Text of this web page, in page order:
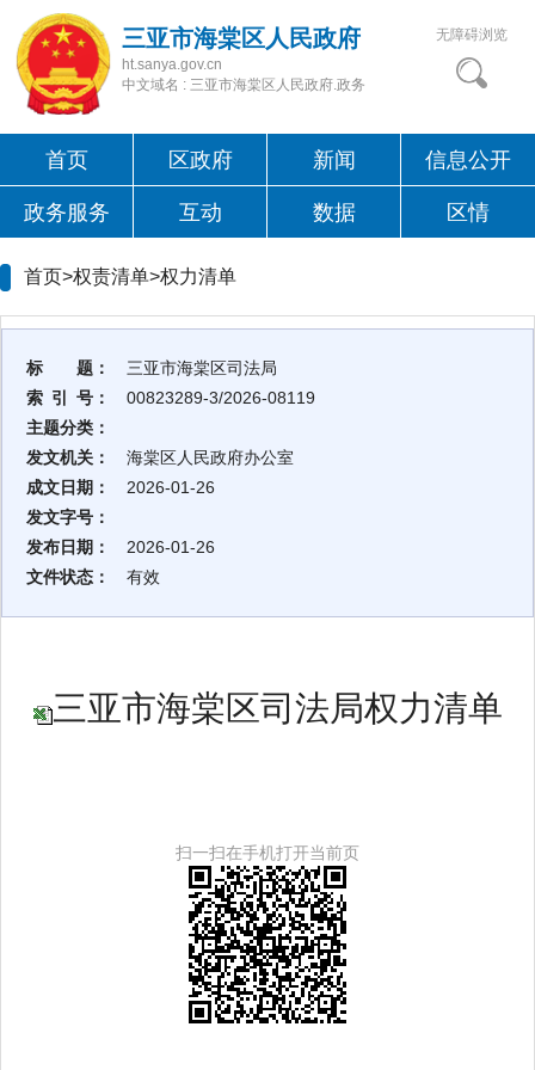
三亚市海棠区人民政府
ht.sanya.gov.cn
中文域名 : 三亚市海棠区人民政府.政务
无障碍浏览
首页 区政府 新闻 信息公开
政务服务 互动 数据 区情
首页>权责清单>权力清单
标 题：
三亚市海棠区司法局
索 引 号：
00823289-3/2026-08119
主题分类：
发文机关：
海棠区人民政府办公室
成文日期：
2026-01-26
发文字号：
发布日期：
2026-01-26
文件状态：
有效
三亚市海棠区司法局权力清单
扫一扫在手机打开当前页